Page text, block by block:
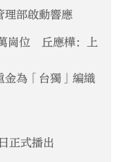
理部啟動響應
崗位 丘應樺：上
金為「台獨」編織
正式播出